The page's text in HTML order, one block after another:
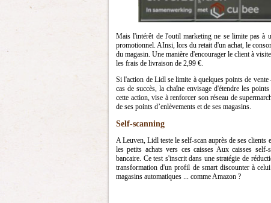
Mais l'intérêt de l'outil marketing ne se limite pas à
promotionnel. AInsi, lors du retait d'un achat, le
du magasin. Une manière d'encourager le client à
les frais de livraison de 2,99 €.
Si l'action de Lidl se limite à quelques points de
cas de succès, la chaîne envisage d'étendre les
cette action, vise à renforcer son réseau de
de ses points d’enlèvements et de ses magasins.
Self-scanning
A Leuven, Lidl teste le self-scan auprès de ses
les petits achats vers ces caisses Aux caisses
bancaire. Ce test s'inscrit dans une stratégie de
transformation d'un profil de smart discounter à
magasins automatiques ... comme Amazon ?